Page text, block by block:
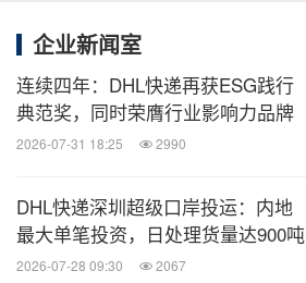
企业新闻室
连续四年：DHL快递再获ESG践行
典范奖，同时荣膺行业影响力品牌
2026-07-31 18:25 2990
DHL快递深圳超级口岸投运：内地
最大单笔投资，日处理货量达900吨
2026-07-28 09:30 2067